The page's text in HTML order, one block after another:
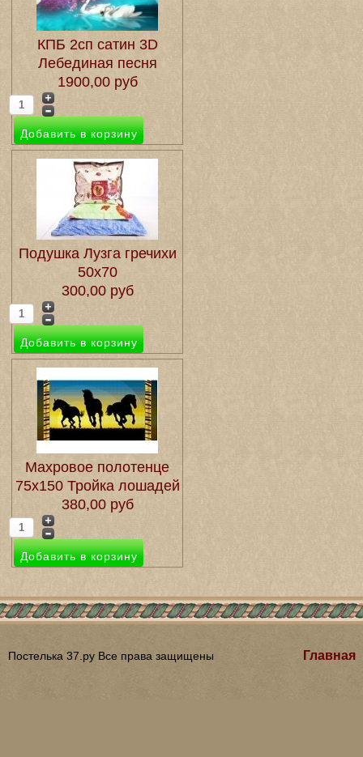
КПБ 2сп сатин 3D
Лебединая песня
1900,00 руб
Подушка Лузга гречихи
50х70
300,00 руб
Махровое полотенце
75х150 Тройка лошадей
380,00 руб
Постелька 37.ру Все права защищены Главная